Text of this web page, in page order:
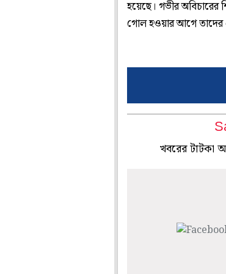
হয়েছে। গভীর
গোল হওয়ার আগে তাদের
খবরের টাটকা